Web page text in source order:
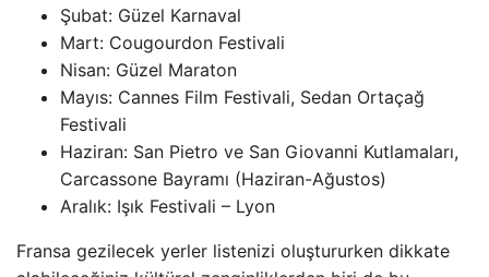
Şubat: Güzel Karnaval
Mart: Cougourdon Festivali
Nisan: Güzel Maraton
Mayıs: Cannes Film Festivali, Sedan Ortaçağ
Festivali
Haziran: San Pietro ve San Giovanni Kutlamaları,
Carcassone Bayramı (Haziran-Ağustos)
Aralık: Işık Festivali – Lyon
Fransa gezilecek yerler listenizi oluştururken dikkate